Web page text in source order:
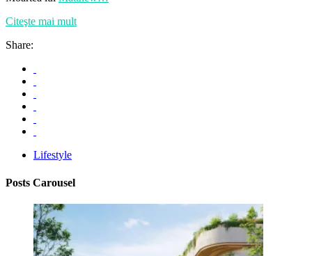
Citeşte mai mult
Share:
Lifestyle
Posts Carousel